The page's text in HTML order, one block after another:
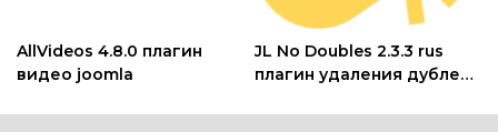
AllVideos 4.8.0 плагин
видео joomla
JL No Doubles 2.3.3 rus
плагин удаления дублей